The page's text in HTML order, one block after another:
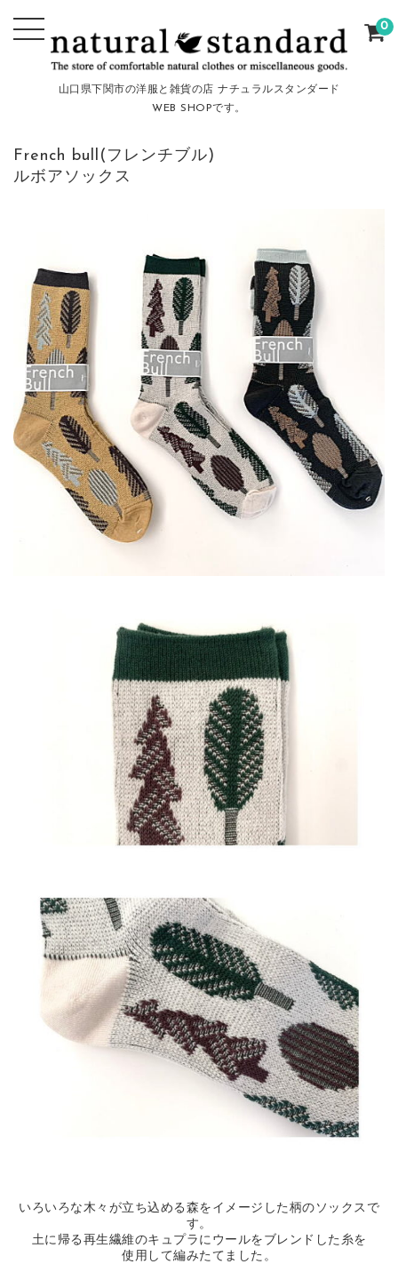
山口県下関市の洋服と雑貨の店 ナチュラルスタンダード
WEB SHOPです。
0
French bull(フレンチブル)
ルボアソックス
いろいろな木々が立ち込める森をイメージした柄のソックスで
す。
土に帰る再生繊維のキュプラにウールをブレンドした糸を
使用して編みたてました。